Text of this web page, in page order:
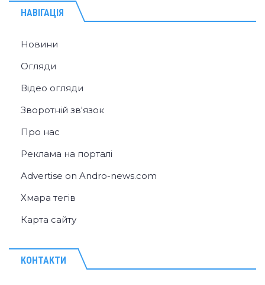
НАВІГАЦІЯ
Новини
Огляди
Відео огляди
Зворотній зв'язок
Про нас
Реклама на порталі
Advertise on Andro-news.com
Хмара тегів
Карта сайту
КОНТАКТИ